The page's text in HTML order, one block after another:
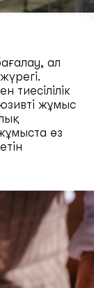
ал
тиесілілік
жұмыс
өз